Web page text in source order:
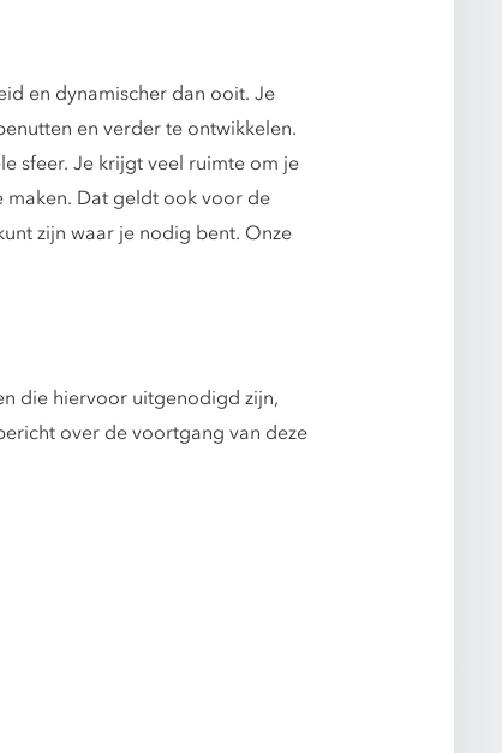
en dynamischer dan ooit. Je
en verder te ontwikkelen.
sfeer. Je krijgt veel ruimte om je
maken. Dat geldt ook voor de
zijn waar je nodig bent. Onze
die hiervoor uitgenodigd zijn,
over de voortgang van deze